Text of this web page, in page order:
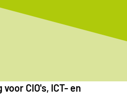
CIO's, ICT- en